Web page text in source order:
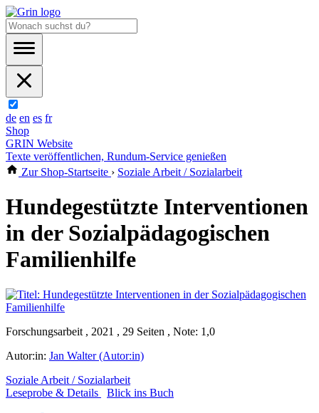
de en es fr
Shop
GRIN Website
Texte veröffentlichen, Rundum-Service genießen
Zur Shop-Startseite › Soziale Arbeit / Sozialarbeit
Hundegestützte Interventionen
in der Sozialpädagogischen
Familienhilfe
Forschungsarbeit , 2021 , 29 Seiten , Note: 1,0
Autor:in: Jan Walter (Autor:in)
Soziale Arbeit / Sozialarbeit
Leseprobe & Details
Blick ins Buch